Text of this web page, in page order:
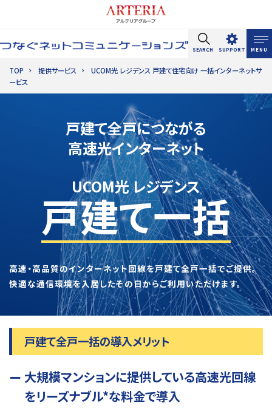
SEARCH SUPPORT MENU
TOP 提供サービス
UCOM光 レジデンス 戸建て住宅向け 一括インターネットサ
ービス
戸建て全戸につながる
高速光インターネット
UCOM光 レジデンス
戸建て一括
高速・高品質のインターネット回線を戸建て全戸一括でご提供。
快適な通信環境を入居したその日からご利用いただけます。
戸建て全戸一括の導入メリット
大規模マンションに提供している高速光回線
をリーズナブル*な料金で導入